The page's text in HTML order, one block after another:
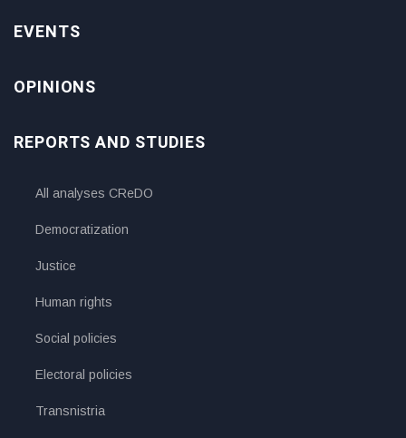
EVENTS
OPINIONS
REPORTS AND STUDIES
All analyses CReDO
Democratization
Justice
Human rights
Social policies
Electoral policies
Transnistria